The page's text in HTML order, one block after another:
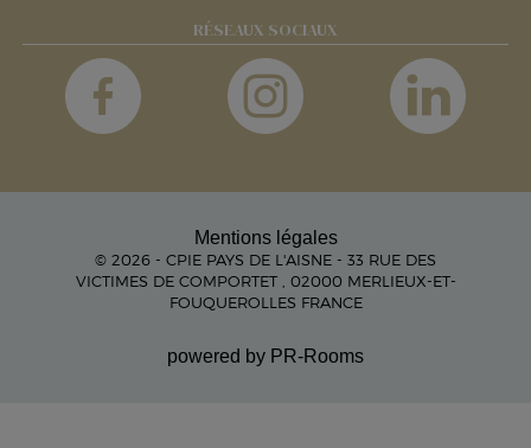
RÉSEAUX SOCIAUX
Mentions légales
© 2026 - CPIE PAYS DE L'AISNE - 33 RUE DES
VICTIMES DE COMPORTET , 02000 MERLIEUX-ET-
FOUQUEROLLES FRANCE
powered by PR-Rooms